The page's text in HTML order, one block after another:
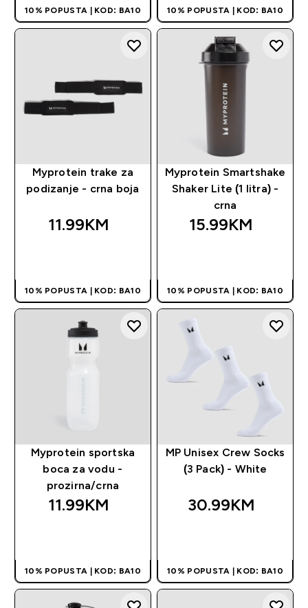
10% POPUSTA | KOD: BA10 10% POPUSTA | KOD: BA10
Myprotein trake za
podizanje - crna boja
11.99KM‎
10% POPUSTA | KOD: BA10
Myprotein Smartshake
Shaker Lite (1 litra) -
crna
15.99KM‎
10% POPUSTA | KOD: BA10
Myprotein sportska
boca za vodu -
prozirna/crna
11.99KM‎
10% POPUSTA | KOD: BA10
MP Unisex Crew Socks
(3 Pack) - White
30.99KM‎
10% POPUSTA | KOD: BA10